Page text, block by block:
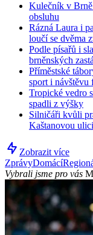
Kulečník v Brně
obsluhu
Rázná Laura i
loučí se dvěma
Podle písařů i
brněnských
Příměstské
sport i návštěvu
Tropické vedro
spadli z výšky
Silničáři kvůli
Kaštanovou ulici
Zobrazit více
ZprávyDomácí
Vybrali jsme pro vás